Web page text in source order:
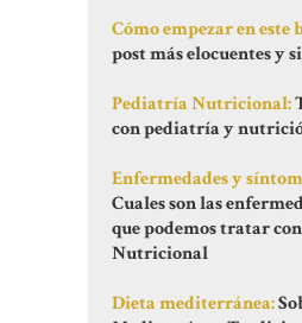
Cómo empezar en este
post más elocuentes y
Pediatría Nutricional:
con pediatría y
Enfermedades y
Cuales son las
que podemos tratar
Nutricional
Dieta mediterránea: